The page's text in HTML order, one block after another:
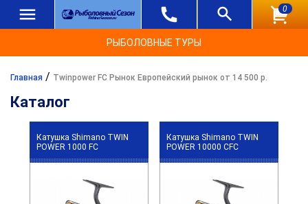
0
РЫБОЛОВНЫЕ ТУРЫ
Главная / Twinpower FC Рынок Европейский рынок от 14 500 р.
Каталог
Катушка Shimano TWIN
POWER 1000 FC
Катушка Shimano TWIN
POWER 10000 CFC